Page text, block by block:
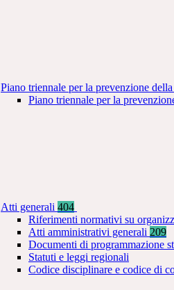
Piano triennale per la prevenzione
Piano triennale per la
Atti generali 404
Riferimenti normativi su
Atti amministrativi generali 209
Documenti di programmazione
Statuti e leggi regionali
Codice disciplinare e codice di